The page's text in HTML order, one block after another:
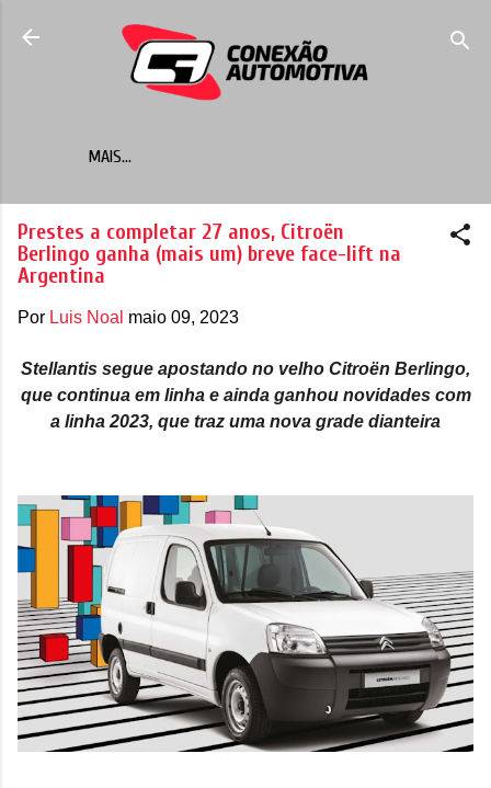
Pular para o conteúdo principal
MAIS…
Prestes a completar 27 anos, Citroën
Berlingo ganha (mais um) breve face-lift na
Argentina
Por Luis Noal maio 09, 2023
Stellantis segue apostando no velho Citroën Berlingo,
que continua em linha e ainda ganhou novidades com
a linha 2023, que traz uma nova grade dianteira